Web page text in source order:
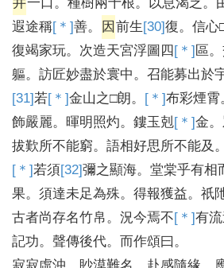
井一口 。種樹兩十根。 以息渴乏 。
遐途稱[＊]善。 因 前生 [30]復。信心
復竭家玩。 次造天宮浮圖四 [＊] 區。
軀。訪匠妙盡於寰中。召能募出於
[31]若[＊]金山之□朗。 [＊]布彩煙霄
飾嚴麗。 暉明照灼。鏤玉剋[＊]金。
拔歎所不能窮。語相好思所不能及
[＊]若須 [32]彌之顯海。堂棠乎有相
果。須達未足為殊。得報獲益。祇
古者尚存名竹帛。況今焉不[＊]有
記功。聲傳後代。 而作頌曰 。